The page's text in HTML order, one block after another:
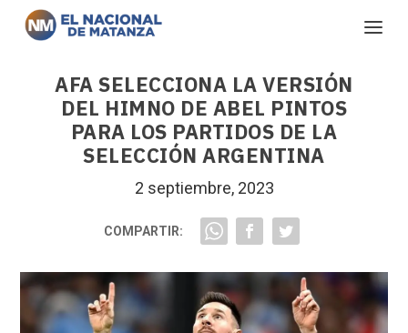
AFA SELECCIONA LA VERSIÓN
DEL HIMNO DE ABEL PINTOS
PARA LOS PARTIDOS DE LA
SELECCIÓN ARGENTINA
2 septiembre, 2023
COMPARTIR: